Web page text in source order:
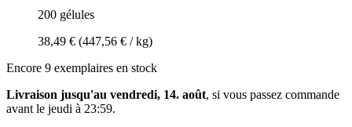
200 gélules
38,49 € (447,56 € / kg)
Encore 9 exemplaires en stock
Livraison jusqu'au vendredi, 14. août, si vous passez commande
avant le jeudi à 23:59.